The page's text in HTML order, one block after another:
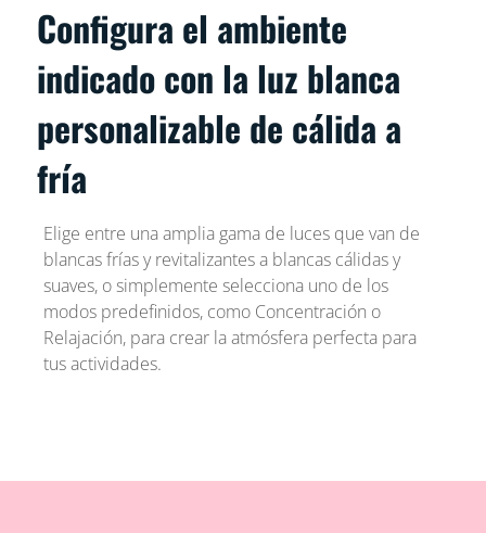
Configura el ambiente
indicado con la luz blanca
personalizable de cálida a
fría
Elige entre una amplia gama de luces que van de
blancas frías y revitalizantes a blancas cálidas y
suaves, o simplemente selecciona uno de los
modos predefinidos, como Concentración o
Relajación, para crear la atmósfera perfecta para
tus actividades.